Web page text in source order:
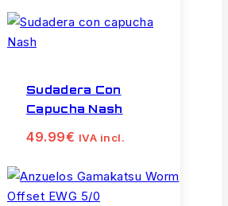
Sudadera Con
Capucha Nash
49.99€ IVA incl.